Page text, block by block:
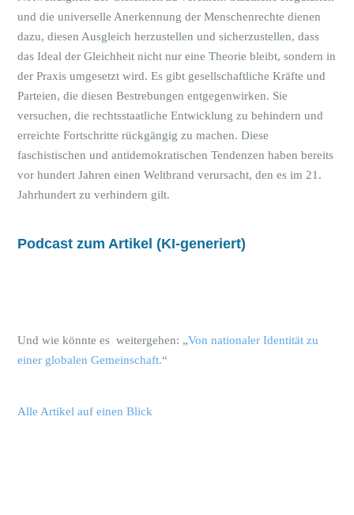
und die universelle Anerkennung der Menschenrechte dienen
dazu, diesen Ausgleich herzustellen und sicherzustellen, dass
das Ideal der Gleichheit nicht nur eine Theorie bleibt, sondern in
der Praxis umgesetzt wird. Es gibt gesellschaftliche Kräfte und
Parteien, die diesen Bestrebungen entgegenwirken. Sie
versuchen, die rechtsstaatliche Entwicklung zu behindern und
erreichte Fortschritte rückgängig zu machen. Diese
faschistischen und antidemokratischen Tendenzen haben bereits
vor hundert Jahren einen Weltbrand verursacht, den es im 21.
Jahrhundert zu verhindern gilt.
Podcast zum Artikel (KI-generiert)
Und wie könnte es weitergehen: „Von nationaler Identität zu
einer globalen Gemeinschaft.“
Alle Artikel auf einen Blick